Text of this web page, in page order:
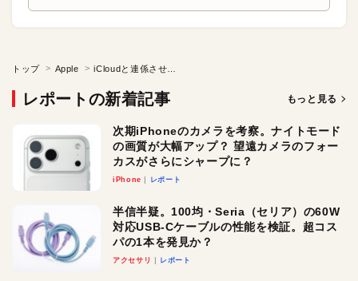
トップ Apple
レポートの新着記事 もっと見る
次期iPhoneのカメラを考察。ナイトモード
の画質が大幅アップ？ 望遠カメラのフォー
カスがさらにシャープに？
iPhone レポート
半信半疑。100均・Seria（セリア）の60W
対応USB-Cケーブルの性能を検証。超コス
パの1本を発見か？
アクセサリ レポート